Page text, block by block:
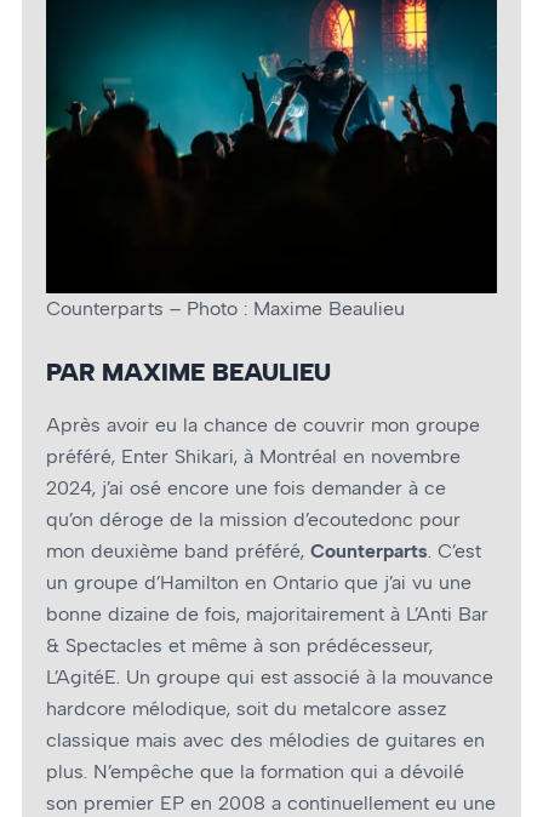
Counterparts – Photo : Maxime Beaulieu
PAR MAXIME BEAULIEU
Après avoir eu la chance de couvrir mon groupe
préféré, Enter Shikari, à Montréal en novembre
2024, j’ai osé encore une fois demander à ce
qu’on déroge de la mission d’ecoutedonc pour
mon deuxième band préféré, Counterparts. C’est
un groupe d’Hamilton en Ontario que j’ai vu une
bonne dizaine de fois, majoritairement à L’Anti Bar
& Spectacles et même à son prédécesseur,
L’AgitéE. Un groupe qui est associé à la mouvance
hardcore mélodique, soit du metalcore assez
classique mais avec des mélodies de guitares en
plus. N’empêche que la formation qui a dévoilé
son premier EP en 2008 a continuellement eu une